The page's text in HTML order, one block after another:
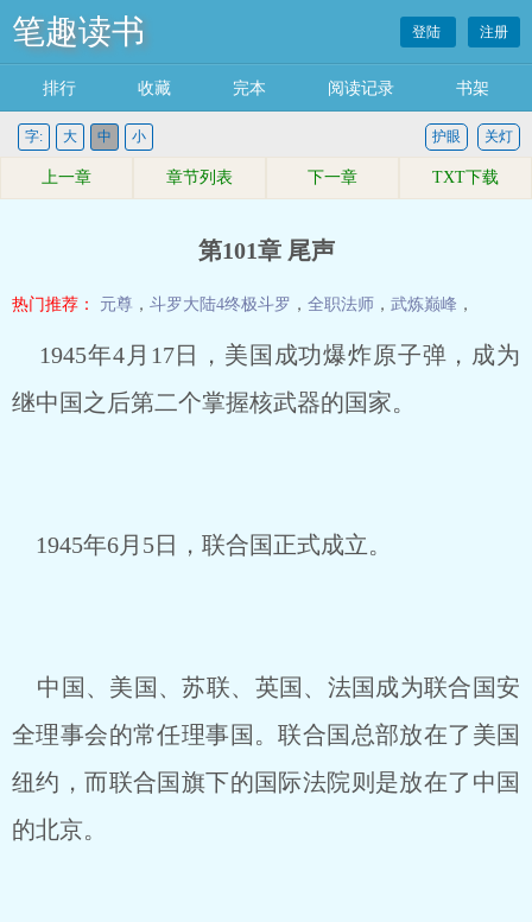
笔趣读书 登陆 注册
排行 收藏 完本 阅读记录 书架
字: 大 中 小 关灯
护眼
上一章 章节列表 下一章 TXT下载
第101章 尾声
热门推荐： 元尊 ， 斗罗大陆4终极斗罗 ， 全职法师 ， 武炼巅峰 ，
1945年4月17日，美国成功爆炸原子弹，成为
继中国之后第二个掌握核武器的国家。
1945年6月5日，联合国正式成立。
中国、美国、苏联、英国、法国成为联合国安
全理事会的常任理事国。联合国总部放在了美国
纽约，而联合国旗下的国际法院则是放在了中国
的北京。